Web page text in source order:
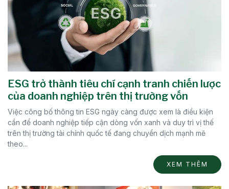
ESG trở thành tiêu chí cạnh tranh chiến lược
của doanh nghiệp trên thị trường vốn
Việc công bố thông tin ESG ngày càng được xem là điều kiện
cần để doanh nghiệp tiếp cận dòng vốn xanh và duy trì vị thế
trên thị trường tài chính quốc tế đang chuyển dịch mạnh mẽ
theo...
XEM THÊM